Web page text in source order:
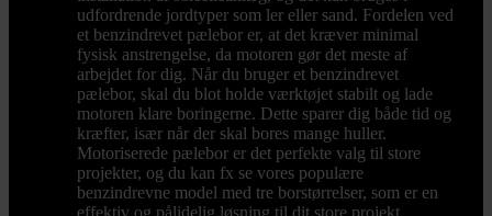
udfordrende jordtyper som ler eller sand. Fordelen ved
et benzindrevet pælebor er, at det kræver minimal
fysisk anstrengelse, da motoren gør det meste af
arbejdet for dig. Når du bruger et benzindrevet
pælebor, skal du blot holde værktøjet stabilt og lade
motoren klare boringerne. Dette sparer dig både tid og
kræfter, især når der skal bores mange huller.
Motoriserede pælebor er det perfekte valg til store
projekter, og du kan fx se vores populære
benzindrevne model med tre borstørrelser, som er en